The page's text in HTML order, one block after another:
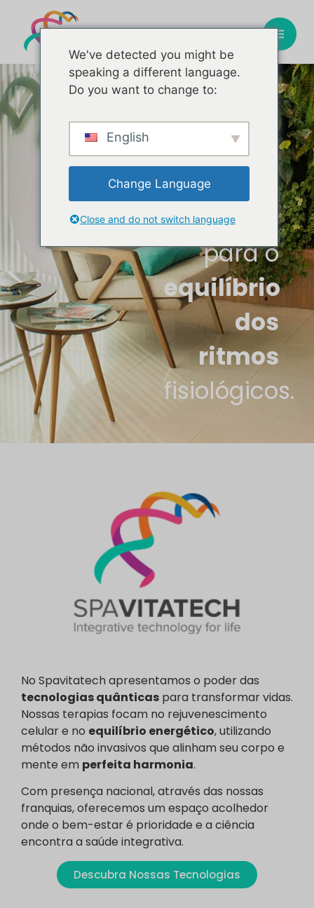
regeneração Um
espaço
quântico
perfeito
para o
equilíbrio
dos
ritmos
fisiológicos.
No Spavitatech apresentamos o poder das
tecnologias quânticas para transformar vidas.
Nossas terapias focam no rejuvenescimento
celular e no equilíbrio energético, utilizando
métodos não invasivos que alinham seu corpo e
mente em perfeita harmonia.
Com presença nacional, através das nossas
franquias, oferecemos um espaço acolhedor
onde o bem-estar é prioridade e a ciência
encontra a saúde integrativa.
Descubra Nossas Tecnologias
We've detected you might be
speaking a different language.
Do you want to change to:
English
Change Language
Close and do not switch language